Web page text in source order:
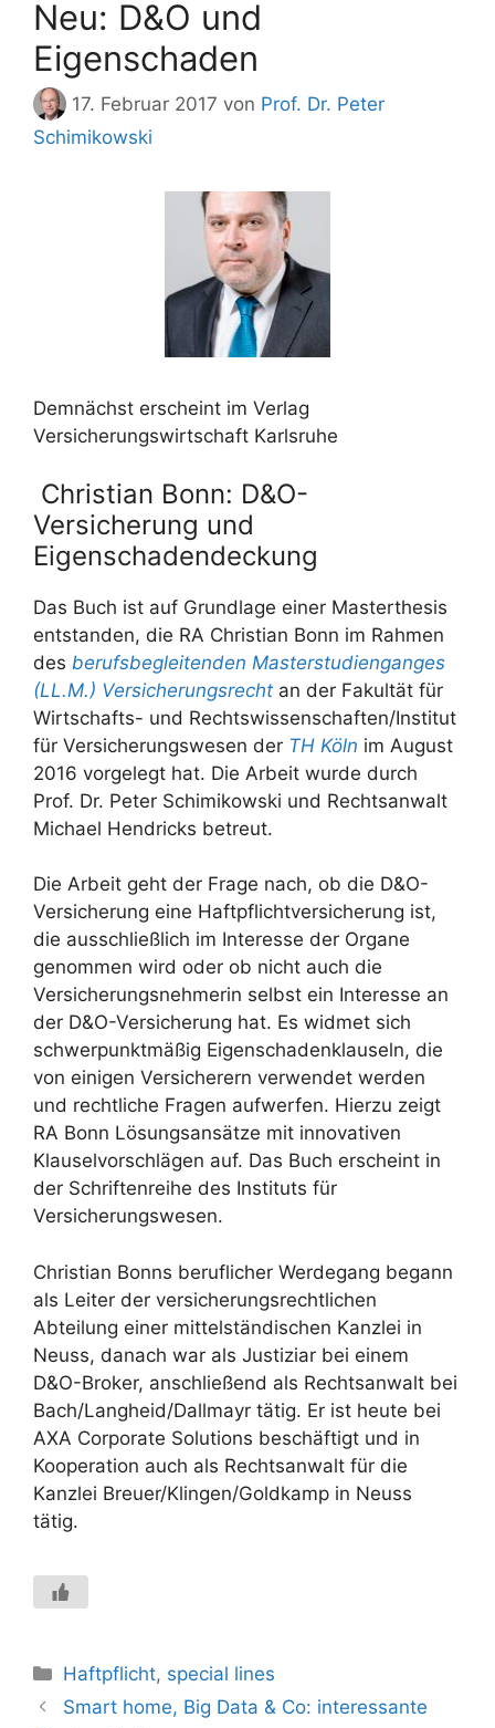
Neu: D&O und
Eigenschaden
17. Februar 2017 von Prof. Dr. Peter
Schimikowski
Demnächst erscheint im Verlag
Versicherungswirtschaft Karlsruhe
Christian Bonn: D&O-
Versicherung und
Eigenschadendeckung
Das Buch ist auf Grundlage einer Masterthesis
entstanden, die RA Christian Bonn im Rahmen
des berufsbegleitenden Masterstudienganges
(LL.M.) Versicherungsrecht an der Fakultät für
Wirtschafts- und Rechtswissenschaften/Institut
für Versicherungswesen der TH Köln im August
2016 vorgelegt hat. Die Arbeit wurde durch
Prof. Dr. Peter Schimikowski und Rechtsanwalt
Michael Hendricks betreut.
Die Arbeit geht der Frage nach, ob die D&O-
Versicherung eine Haftpflichtversicherung ist,
die ausschließlich im Interesse der Organe
genommen wird oder ob nicht auch die
Versicherungsnehmerin selbst ein Interesse an
der D&O-Versicherung hat. Es widmet sich
schwerpunktmäßig Eigenschadenklauseln, die
von einigen Versicherern verwendet werden
und rechtliche Fragen aufwerfen. Hierzu zeigt
RA Bonn Lösungsansätze mit innovativen
Klauselvorschlägen auf. Das Buch erscheint in
der Schriftenreihe des Instituts für
Versicherungswesen.
Christian Bonns beruflicher Werdegang begann
als Leiter der versicherungsrechtlichen
Abteilung einer mittelständischen Kanzlei in
Neuss, danach war als Justiziar bei einem
D&O-Broker, anschließend als Rechtsanwalt bei
Bach/Langheid/Dallmayr tätig. Er ist heute bei
AXA Corporate Solutions beschäftigt und in
Kooperation auch als Rechtsanwalt für die
Kanzlei Breuer/Klingen/Goldkamp in Neuss
tätig.
Kategorien
Haftpflicht, special lines
Smart home, Big Data & Co: interessante